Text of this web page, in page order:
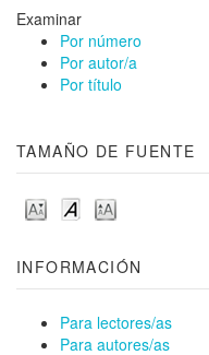
Examinar
Por número
Por autor/a
Por título
TAMAÑO DE FUENTE
INFORMACIÓN
Para lectores/as
Para autores/as